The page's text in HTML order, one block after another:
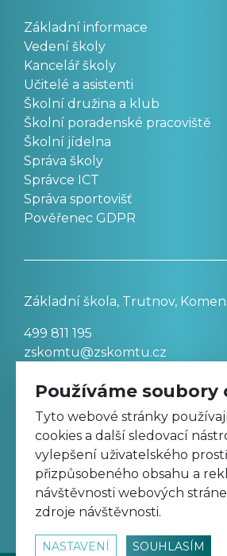
Základní informace
Vedení školy
Kancelář školy
Učitelé a asistenti
Školní družina a klub
Školní poradenské pracoviště
Školní jídelna
Správa školy
Správce ICT
Správa sportovišť
Pověřenec GDPR
Základní škola, Trutnov,
499 811 195
zskomtu@zskomtu.cz
Prohlášení o přístupnosti
Nastavení cookies
Sledujte nás na Facebooku
Používáme soubory
Tyto webové stránky
cookies a další sledovací
vylepšení uživatelského
přizpůsobeného obsahu a
návštěvnosti webových
zdroje návštěvnosti.
NASTAVENÍ SOUHLASÍM